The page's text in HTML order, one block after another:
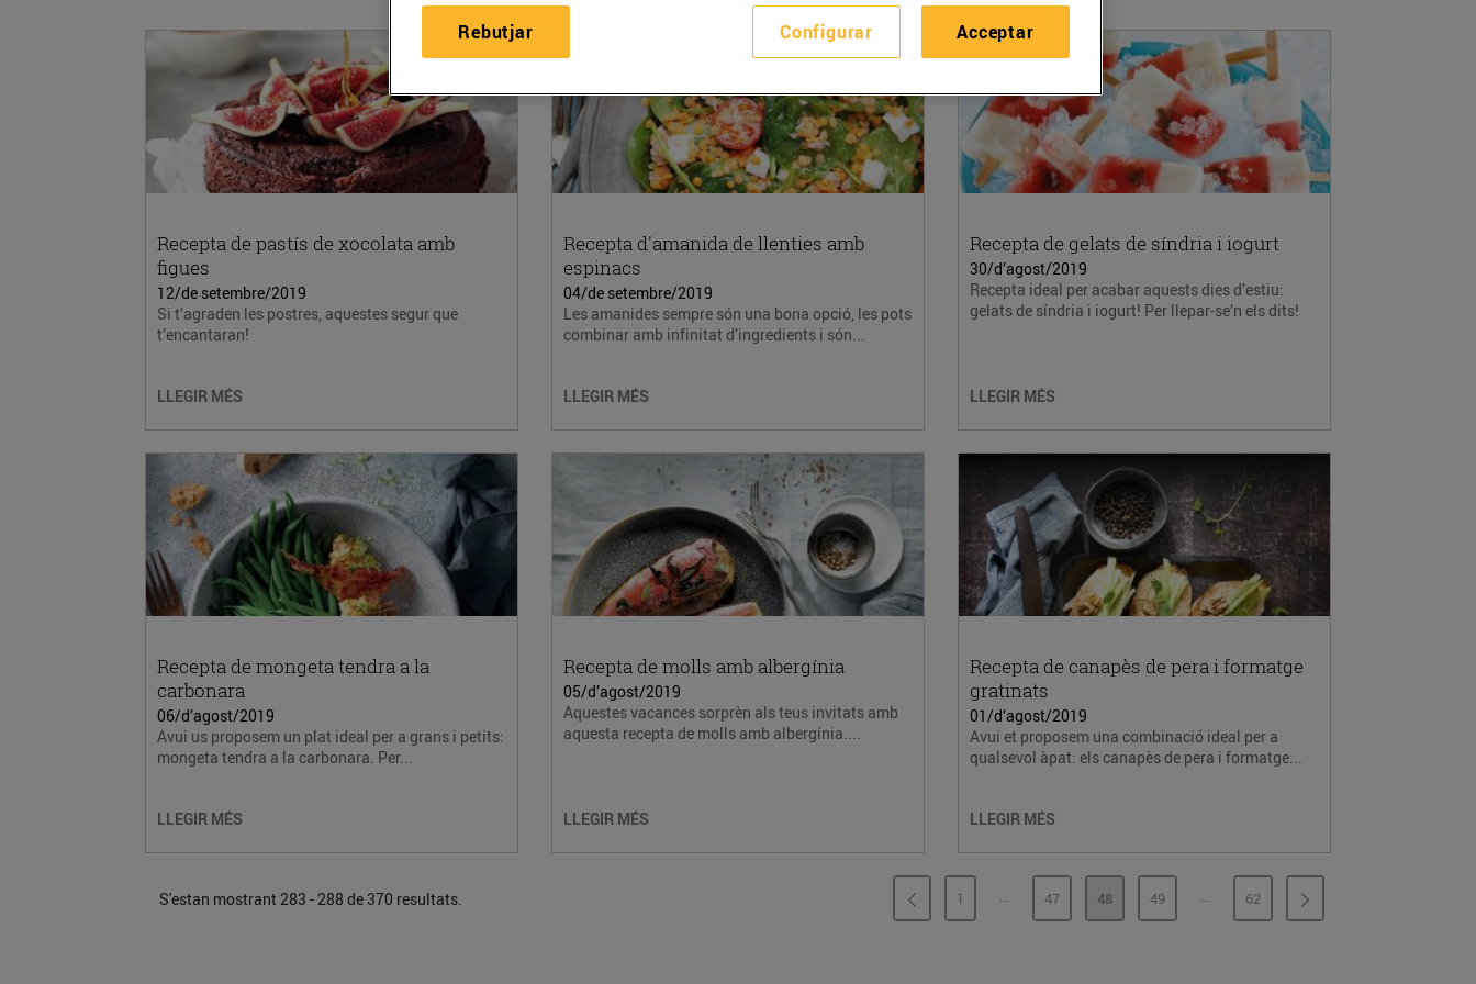
Recepta de pastís de xocolata amb
figues
12/de setembre/2019
Si t’agraden les postres, aquestes segur que
t’encantaran!
LLEGIR MÉS
Recepta d'amanida de llenties amb
espinacs
04/de setembre/2019
Les amanides sempre són una bona opció, les pots
combinar amb infinitat d’ingredients i són...
LLEGIR MÉS
Recepta de gelats de síndria i iogurt
30/d’agost/2019
Recepta ideal per acabar aquests dies d’estiu:
gelats de síndria i iogurt! Per llepar-se’n els dits!
LLEGIR MÉS
Recepta de mongeta tendra a la
carbonara
06/d’agost/2019
Avui us proposem un plat ideal per a grans i petits:
mongeta tendra a la carbonara. Per...
LLEGIR MÉS
Recepta de molls amb albergínia
05/d’agost/2019
Aquestes vacances sorprèn als teus invitats amb
aquesta recepta de molls amb albergínia....
LLEGIR MÉS
Recepta de canapès de pera i formatge
gratinats
01/d’agost/2019
Avui et proposem una combinació ideal per a
qualsevol àpat: els canapès de pera i formatge...
LLEGIR MÉS
S'estan mostrant 283 - 288 de 370 resultats. PÀGINA
1 ...PÀGINES INTERMÈDIES
PÀGINA
47 PÀGINA
48 PÀGINA
49 ...PÀGINES INTERMÈDIES
PÀGINA
62
Configurar
Rebutjar Acceptar